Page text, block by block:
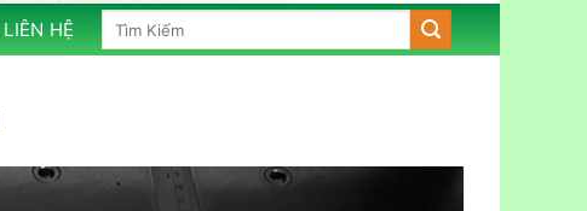
LIÊN HỆ
Tìm